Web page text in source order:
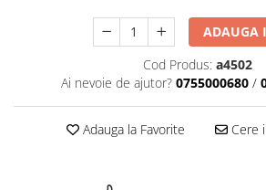
Bauturi aperitive, alcoolice
Sucuri si bauturi racoritoare
Panettone cozonac italian,
Pandoro si Balocco
ADAUGA
Cod Produs: a4502
Ai nevoie de ajutor? 0755000680 /
Adauga la Favorite Cere